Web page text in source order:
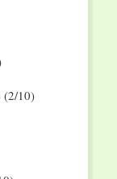
(2/10)